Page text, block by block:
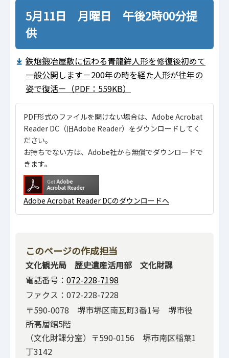
5月11日 月曜日 午後2時00分提
供
鉄炮鍛冶屋敷に伝わる青龍鉾人形を修復後初めて
一般公開します－200年の時を経た人形が往年の
姿で復活－（PDF：559KB）
PDF形式のファイルを開けない場合は、Adobe Acrobat
Reader DC（旧Adobe Reader）をダウンロードしてく
ださい。
お持ちでない方は、Adobe社から無償でダウンロードで
きます。
Adobe Acrobat Reader DCのダウンロードへ
このページの作成担当
文化観光局 歴史遺産活用部 文化財課
電話番号： 072-228-7198
ファクス：072-228-7228
〒590-0078 堺市堺区南瓦町3番1号 堺市役
所高層館5階
（文化財課分室）〒590-0156 堺市南区稲葉1
丁3142